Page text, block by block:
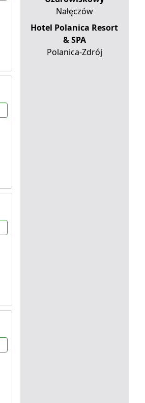
Nałęczów
Hotel Polanica Resort
& SPA
Polanica-Zdrój